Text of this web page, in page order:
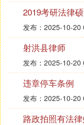
2019考研法律
发布：2025-10-20
射洪县律师
发布：2025-10-20
违章停车条例
发布：2025-10-20
路政拍照有法